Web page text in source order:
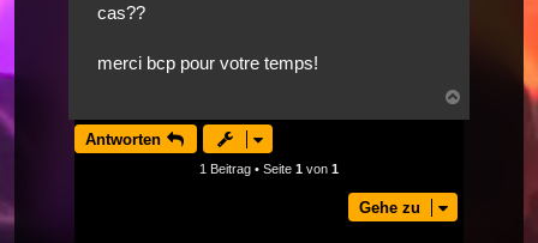
cas??
merci bcp pour votre temps!
oben
Antworten
1 Beitrag • Seite 1 von 1
Gehe zu